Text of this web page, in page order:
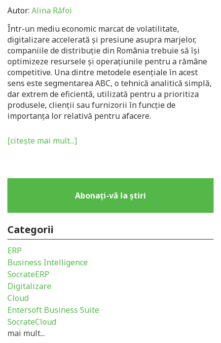
Autor: Alina Răfoi
Într-un mediu economic marcat de volatilitate,
digitalizare accelerată și presiune asupra marjelor,
companiile de distribuție din România trebuie să își
optimizeze resursele și operațiunile pentru a rămâne
competitive. Una dintre metodele esențiale în acest
sens estesegmentarea ABC, o tehnică analitică simplă,
dar extrem de eficientă, utilizată pentru a prioritiza
produsele, clienții sau furnizorii în funcție de
importanța lor relativă pentru afacere.
[citește mai mult...]
Abonați-vă la știri
Categorii
ERP
Business Intelligence
SocrateERP
Digitalizare
Cloud
Entersoft Business Suite
SocrateCloud
mai mult...